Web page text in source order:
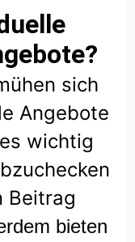
sich
Angebote
wichtig
Beitrag
bieten